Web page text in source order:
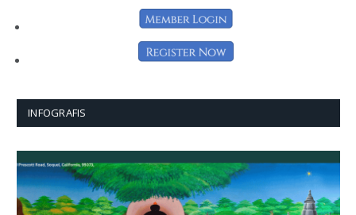
INFOGRAFIS